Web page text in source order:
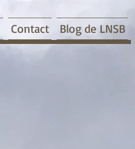
Contact Blog de LNSB